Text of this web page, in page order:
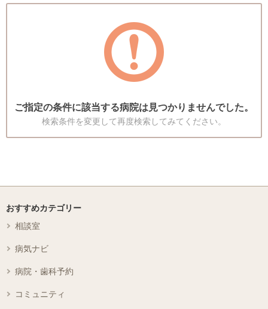
ご指定の条件に該当する病院は見つかりませんでした。
検索条件を変更して再度検索してみてください。
おすすめカテゴリー
相談室
病気ナビ
病院・歯科予約
コミュニティ